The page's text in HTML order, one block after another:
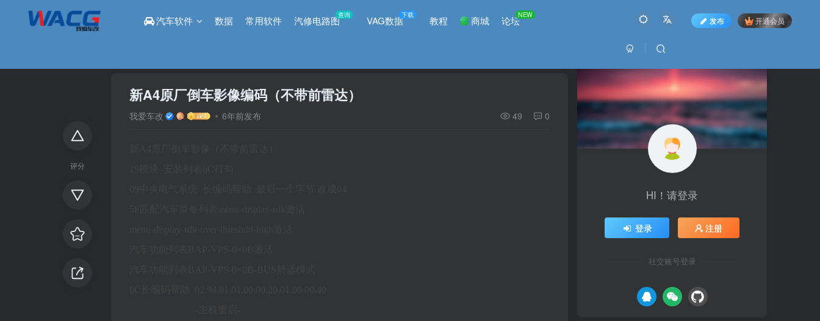
汽车软件 数据 常用软件 汽修电路图查询 VAG数据下载 教程 商城 论坛NEW
发布 开通会员
评分
新A4原厂倒车影像编码（不带前雷达）
我爱车改 6年前发布 49 0
HI！请登录
登录 注册
社交账号登录